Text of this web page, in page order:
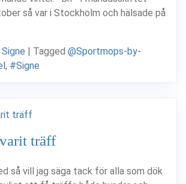
så var i Stockholm och hälsade på
Signe Tagged @Sportmops-by-
, #Signe
träff
så vill jag säga tack för alla som dök